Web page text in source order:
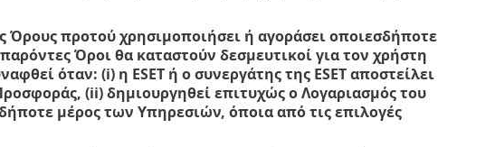
Όρους προτού χρησιμοποιήσει ή αγοράσει οποιεσδήποτε
Όροι θα καταστούν δεσμευτικοί για τον χρήστη
όταν: (i) η ESET ή ο συνεργάτης της ESET αποστείλει
(ii) δημιουργηθεί επιτυχώς ο Λογαριασμός του
μέρος των Υπηρεσιών, όποια από τις επιλογές